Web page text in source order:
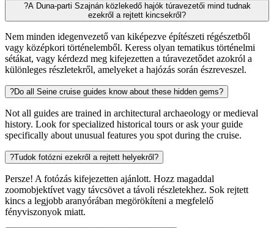
?A Duna-parti Szajnán közlekedő hajók túravezetői mind tudnak
ezekről a rejtett kincsekről?
Nem minden idegenvezető van kiképezve építészeti régészetből
vagy középkori történelemből. Keress olyan tematikus történelmi
sétákat, vagy kérdezd meg kifejezetten a túravezetődet azokról a
különleges részletekről, amelyeket a hajózás során észreveszel.
?Do all Seine cruise guides know about these hidden gems?
Not all guides are trained in architectural archaeology or medieval
history. Look for specialized historical tours or ask your guide
specifically about unusual features you spot during the cruise.
?Tudok fotózni ezekről a rejtett helyekről?
Persze! A fotózás kifejezetten ajánlott. Hozz magaddal
zoomobjektívet vagy távcsövet a távoli részletekhez. Sok rejtett
kincs a legjobb aranyórában megörökíteni a megfelelő
fényviszonyok miatt.